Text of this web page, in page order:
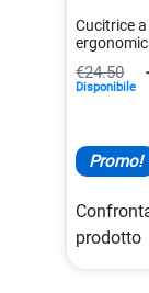
Cucitrice
€24.50 -
Disponibile
Promo!
prodotto